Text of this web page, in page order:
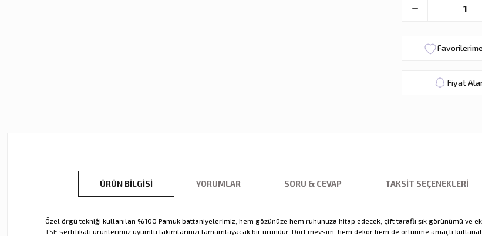
Fiyat
ÜRÜN BILGISI YORUMLAR SORU & CEVAP TAKSIT SEÇENEKLERI
Özel örgü tekniği kullanılan %100 Pamuk battaniyelerimiz, hem gözünüze hem ruhunuza hitap edecek, çift taraflı şık görünümü ve
TSE sertifikalı ürünlerimiz uyumlu takımlarınızı tamamlayacak bir üründür. Dört mevsim, hem dekor hem de örtünme amaçlı